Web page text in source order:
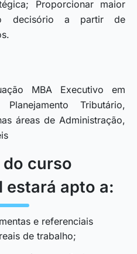
Proporcionar maior
decisório a partir de
MBA Executivo em
Tributário,
áreas de Administração,
curso
estará apto a:
e referenciais
de trabalho;